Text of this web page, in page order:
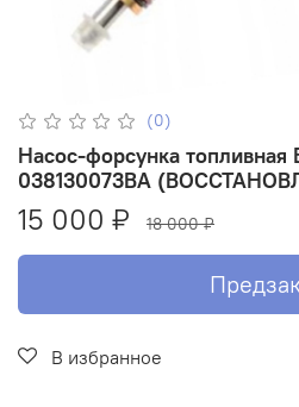
(0)
Насос-форсунка топливная
038130073BA
15 000 ₽ 18 000 ₽
В избранное